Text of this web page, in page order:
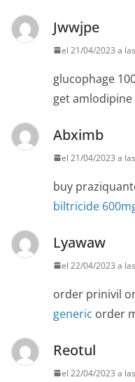
Jwwjpe
el 21/04/2023 a
glucophage
get
Abximb
el 21/04/2023 a
buy
biltricide
Lyawaw
el 22/04/2023 a
order prinivil
generic order
Reotul
el 22/04/2023 a